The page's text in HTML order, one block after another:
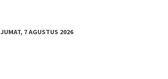
JUMAT, 7 AGUSTUS 2026